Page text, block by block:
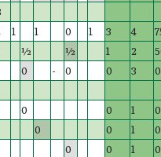
1 1 0 1 3 4
½ ½ 1 2
0 - 0 0 3
0
0 0 1
0
0 0 1
0
0 0 1
0